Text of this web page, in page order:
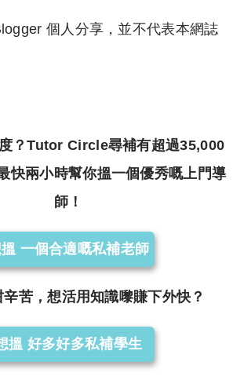
個人分享，並不代表本網誌
？Tutor Circle尋補有超過35,000
快兩小時幫你搵一個優秀嘅上門導
師！
一個合適嘅私補老師
苦，想活用知識嚟賺下外快？
搵 好多好多私補學生